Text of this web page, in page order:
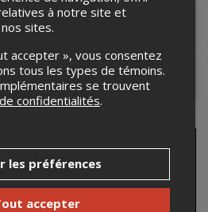
à notre site et
sites.
accepter », vous consentez
tous les types de témoins.
se trouvent
confidentialités.
les préférences
accepter